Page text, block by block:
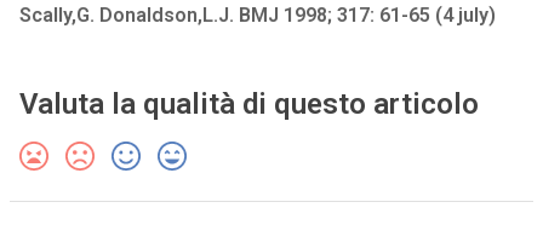
Scally,G. Donaldson,L.J. BMJ 1998; 317: 61-65 (4 july)
Valuta la qualità di questo articolo